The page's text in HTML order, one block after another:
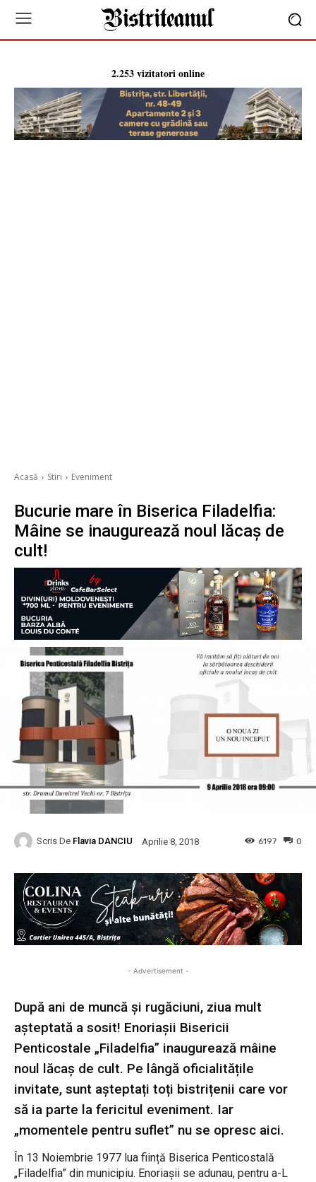
2.253 vizitatori online
Acasă Stiri Eveniment
Bucurie mare în Biserica Filadelfia:
Mâine se inaugurează noul lăcaș de
cult!
Scris De Flavia DANCIU Aprilie 8, 2018 0
6197
- Advertisement -
După ani de muncă și rugăciuni, ziua mult
așteptată a sosit! Enoriașii Bisericii
Penticostale „Filadelfia” inaugurează mâine
noul lăcaș de cult. Pe lângă oficialitățile
invitate, sunt așteptați toți bistrițenii care vor
să ia parte la fericitul eveniment. Iar
„momentele pentru suflet” nu se opresc aici.
În 13 Noiembrie 1977 lua ființă Biserica Penticostală
„Filadelfia” din municipiu. Enoriașii se adunau, pentru a-L